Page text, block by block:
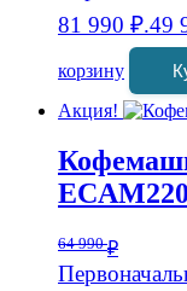
81 990 ₽.49
корзину
Акция!
64 990₽